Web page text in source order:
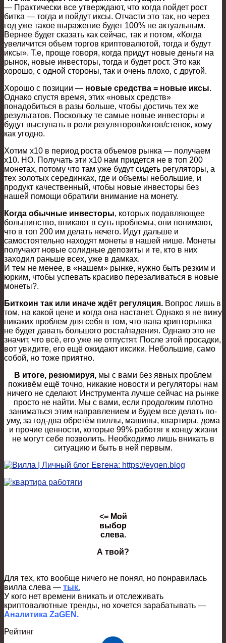
— Практически все утверждают, что когда пойдет рост
битка — тогда и пойдут иксы. Отчасти это так, но через
год уже такое выражение будет 100% не актуальным.
Вернее будет сказать как сейчас, так и потом, «Когда
увеличится объем торгов криптовалютой, тогда и будут
иксы». Т.е, проще говоря, когда придут новые деньги на
рынок, новые инвесторы, тогда и будет рост. Это как
хорошо, с одной стороны, так и очень плохо, с другой.
Хорошо с позиции — новые средства = новые иксы.
Однако спустя время, этих «новых средств»
понадобиться в разы больше, чтобы достичь тех же
результатов. Поскольку те самые новые инвесторы и
будут выступать в роли регуляторов/китов/стенок, кому
как угодно.
Хотим х10 в период роста объемов рынка — получаем
х10. НО. Получать эти х10 нам придется не в топ 200
монетах, потому что там уже будут сидеть регуляторы, а
тех золотых серединках, где и объемы небольшие, и
продукт качественный, чтобы новые инвесторы без
нашей помощи обратили внимание на монету.
Когда обычные инвесторы, которых подавляющее
большинство, вникают в суть проблемы, они понимают,
что в топ 200 им делать нечего. Идут дальше и
самостоятельно находят монеты в нашей нише. Монеты
получают новые солидные депозиты и те, кто в них
заходил раньше всех, уже в дамках.
И тем не менее, в «нашем» рынке, нужно быть резким и
юрким, чтобы успевать красиво перезаливаться в новые
монеты?.
Биткоин так или иначе ждёт регуляция. Вопрос лишь в
том, на какой цене и когда она настанет. Однако я не вижу
никаких проблем для себя в том, что папа крипторынка
не будет давать большого роста/падения. Однако это не
значит, что всё, его уже не отпустят. После этой просадки,
вот увидите, его ещё ожидают иксики. Небольшие, само
собой, но тоже приятно.
В итоге, резюмируя, мы с вами без явных проблем
поживём ещё точно, никакие новости и регуляторы нам
ничего не сделают. Инструмента лучше сейчас на рынке
просто не найти. Мы с вами, если продолжим плотно
заниматься этим направлением и будем все делать по-
уму, за год-два обретём виллы, машины, квартиры, дома
и прочие ценности, которые 99% работяг к концу жизни
не могут себе позволить. Необходимо лишь вникать в
ситуацию и быть в ней первым.
<= Мой
выбор
слева.
А твой?
Для тех, кто вообще ничего не понял, но понравилась
вилла слева — тык.
У кого нет времени вникать и отслеживать
криптовалютные тренды, но хочется зарабатывать —
Аналитика ZaGEN.
Рейтинг